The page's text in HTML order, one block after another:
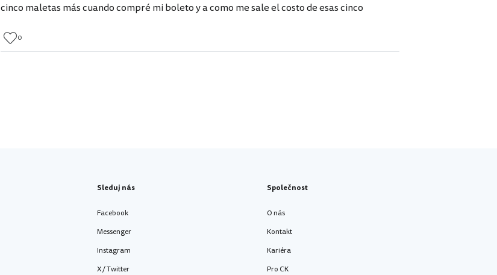
cinco maletas más cuando compré mi boleto y a como me sale el costo de esas cinco
0
Sleduj nás
Facebook
Messenger
Instagram
X / Twitter
Společnost
O nás
Kontakt
Kariéra
Pro CK